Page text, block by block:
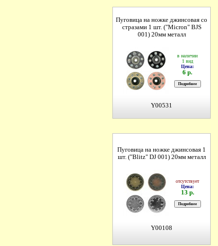
Пуговица на ножке джинсовая со
стразами 1 шт. ("Micron" BJS
001) 20мм металл
в наличии
1 вид
Цена:
6 р.
Y00531
Пуговица на ножке джинсовая 1
шт. ("Blitz" DJ 001) 20мм металл
отсутствует
Цена:
13 р.
Y00108